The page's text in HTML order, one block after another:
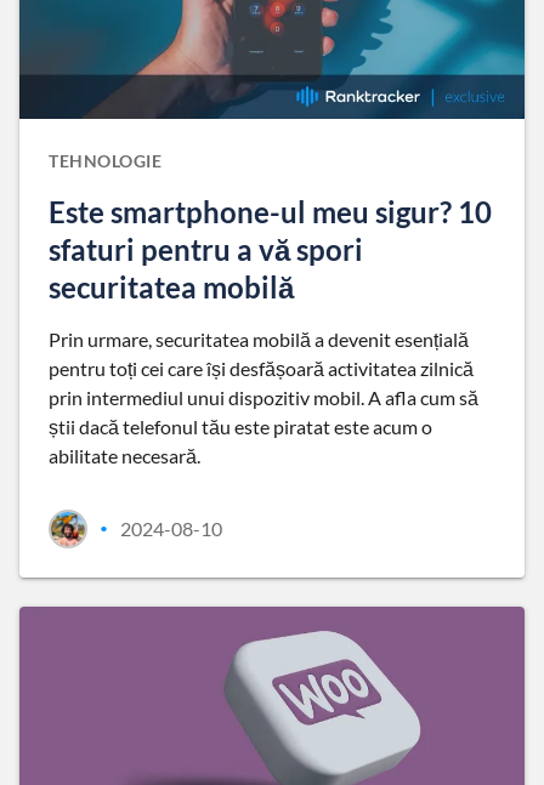
TEHNOLOGIE
Este smartphone-ul meu sigur? 10
sfaturi pentru a vă spori
securitatea mobilă
Prin urmare, securitatea mobilă a devenit esențială
pentru toți cei care își desfășoară activitatea zilnică
prin intermediul unui dispozitiv mobil. A afla cum să
știi dacă telefonul tău este piratat este acum o
abilitate necesară.
• 2024-08-10